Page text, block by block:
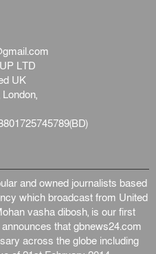
চুক্তি হতে পারে আজ : মার্কিন অর্থমন...
বস্তু, পারমাণবিক বোমা দিয়ে করা
মৃত্যু, সন্দেহের মুখে কীটনাশকের
LTD
UK
and owned journalists based
which broadcast from United
vasha dibosh, is our first
that gbnews24.com
across the globe including